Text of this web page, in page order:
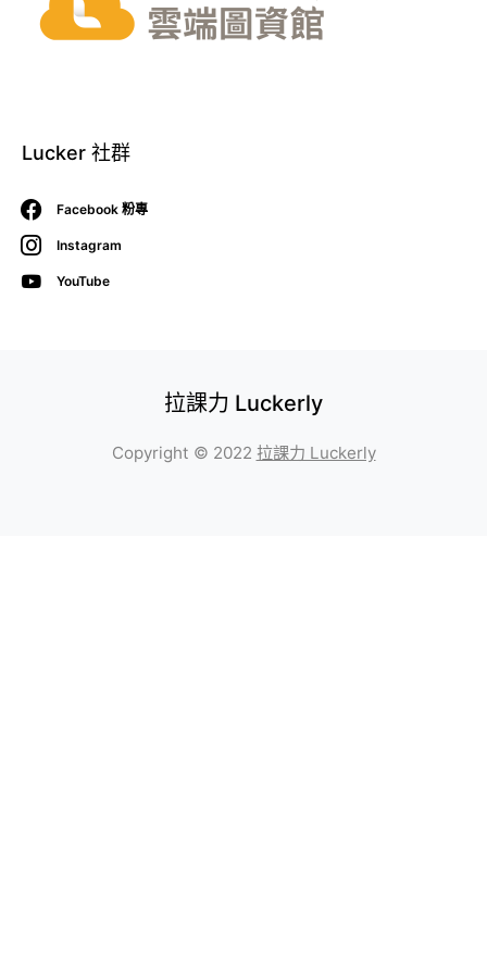
Lucker 社群
Facebook 粉專
Instagram
YouTube
拉課力 Luckerly
Copyright © 2022 拉課力 Luckerly